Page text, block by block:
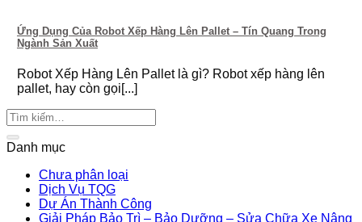
Ứng Dụng Của Robot Xếp Hàng Lên Pallet – Tín Quang Trong
Ngành Sản Xuất
Robot Xếp Hàng Lên Pallet là gì? Robot xếp hàng lên
pallet, hay còn gọi[...]
Danh mục
Chưa phân loại
Dịch Vụ TQG
Dự Án Thành Công
Giải Pháp Bảo Trì – Bảo Dưỡng – Sửa Chữa Xe Nâng